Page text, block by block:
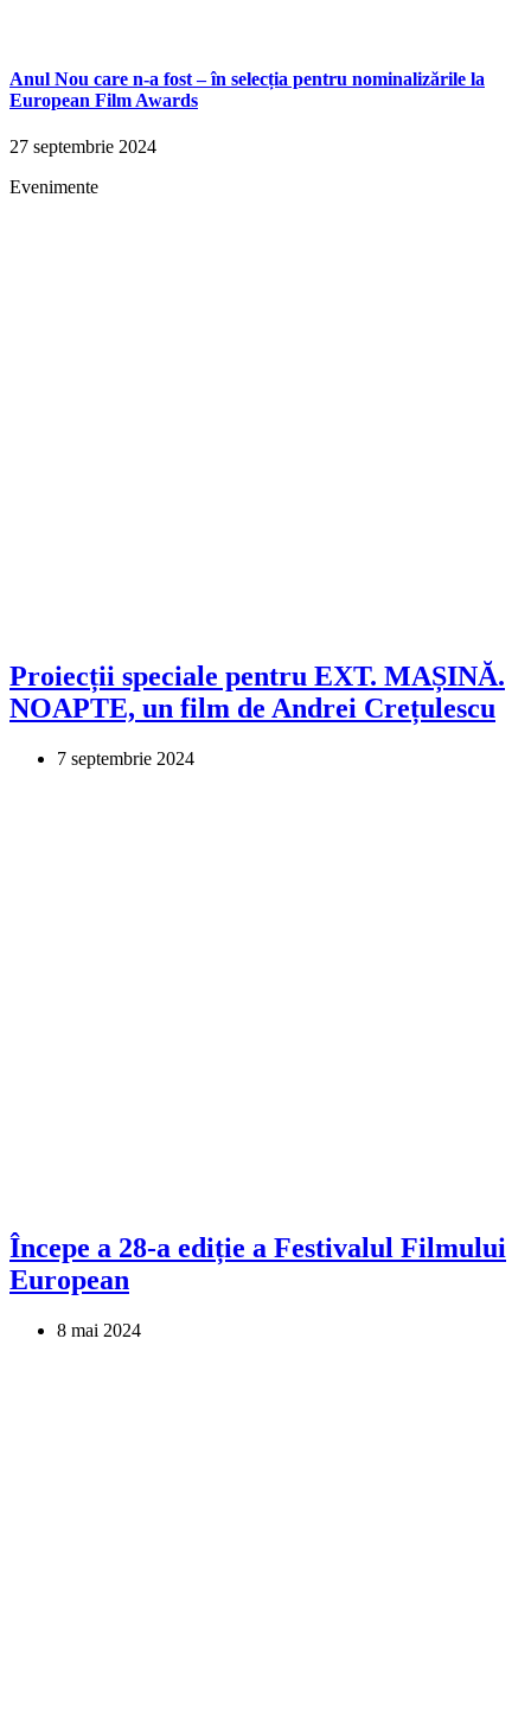
Anul Nou care n-a fost – în selecția pentru nominalizările la
European Film Awards
27 septembrie 2024
Evenimente
Proiecții speciale pentru EXT. MAȘINĂ.
NOAPTE, un film de Andrei Crețulescu
7 septembrie 2024
Începe a 28-a ediție a Festivalul Filmului
European
8 mai 2024